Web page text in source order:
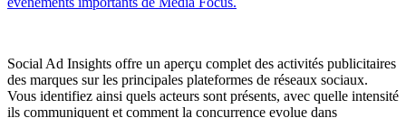
Social Ad Insights offre un aperçu complet des activités publicitaires
des marques sur les principales plateformes de réseaux sociaux.
Vous identifiez ainsi quels acteurs sont présents, avec quelle intensité
ils communiquent et comment la concurrence evolue dans